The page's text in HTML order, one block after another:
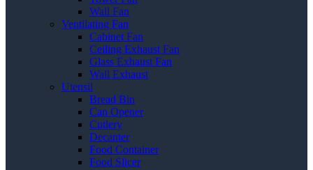
Wall Fan
Ventilating Fan
Cabinet Fan
Ceiling Exhaust Fan
Glass Exhaust Fan
Wall Exhaust
Utensil
Bread Bin
Can Opener
Cutlery
Decanter
Food Container
Food Slicer